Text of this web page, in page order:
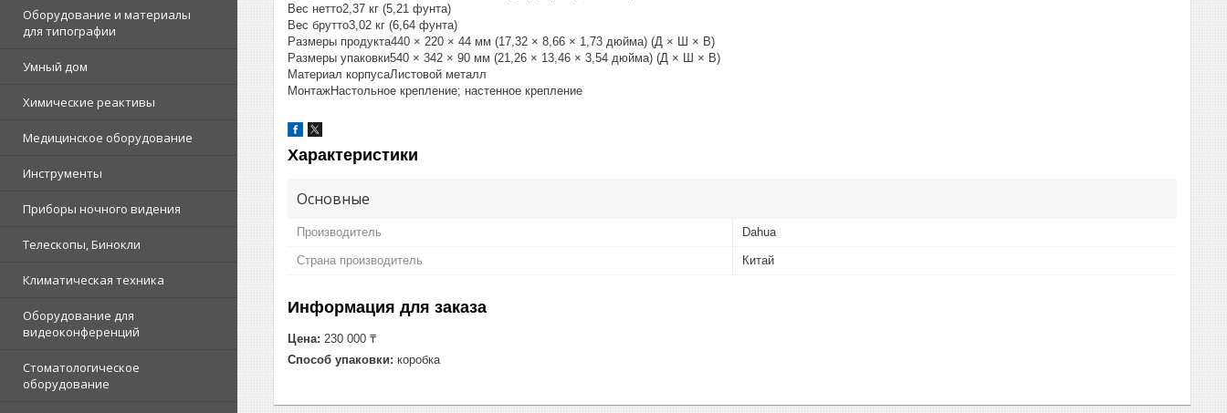
Оборудование и материалы
для типографии
Умный дом
Химические реактивы
Медицинское оборудование
Инструменты
Приборы ночного видения
Телескопы, Бинокли
Климатическая техника
Оборудование для
видеоконференций
Стоматологическое
оборудование
Вес нетто2,37 кг (5,21 фунта)
Вес брутто3,02 кг (6,64 фунта)
Размеры продукта440 × 220 × 44 мм (17,32 × 8,66 × 1,73 дюйма) (Д × Ш × В)
Размеры упаковки540 × 342 × 90 мм (21,26 × 13,46 × 3,54 дюйма) (Д × Ш × В)
Материал корпусаЛистовой металл
МонтажНастольное крепление; настенное крепление
Характеристики
Основные
Производитель Dahua
Страна производитель Китай
Информация для заказа
Цена: 230 000 ₸
Способ упаковки: коробка